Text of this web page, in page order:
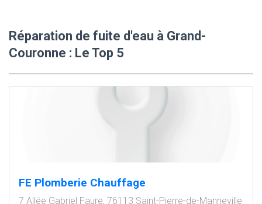
Réparation de fuite d'eau à Grand-
Couronne : Le Top 5
FE Plomberie Chauffage
7 Allée Gabriel Faure, 76113 Saint-Pierre-de-Manneville